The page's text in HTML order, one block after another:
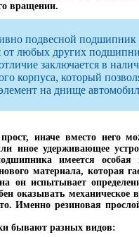
вращении.
подвесной подшипник
от любых других
заключается в
корпуса, который
на днище
иначе вместо него
иное удерживающее
имеется особая
материала, которая
он испытывает
оказывать механическое
Именно резиновая
бывают разных видов: